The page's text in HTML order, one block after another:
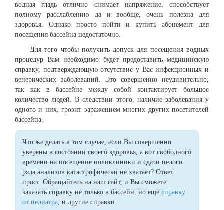
водная гладь отлично снимает напряжение, способствует
полному расслаблению да и вообще, очень полезна для
здоровья. Однако просто пойти и купить абонемент для
посещения бассейна недостаточно.
Для того чтобы получить допуск для посещения водных
процедур Вам необходимо будет предоставить медицинскую
справку, подтверждающую отсутствие у Вас инфекционных и
венерических заболеваний. Это совершенно неудивительно,
так как в бассейне между собой контактирует большое
количество людей. В следствии этого, наличие заболевания у
одного и них, грозит заражением многих других посетителей
бассейна.
Что же делать в том случае, если Вы совершенно
уверены в состоянии своего здоровья, а вот свободного
времени на посещение поликлиники и сдачи целого
ряда анализов катастрофически не хватает? Ответ
прост. Обращайтесь на наш сайт, и Вы сможете
заказать справку не только в бассейн, но ещё справку
от педиатра , и другие справки.